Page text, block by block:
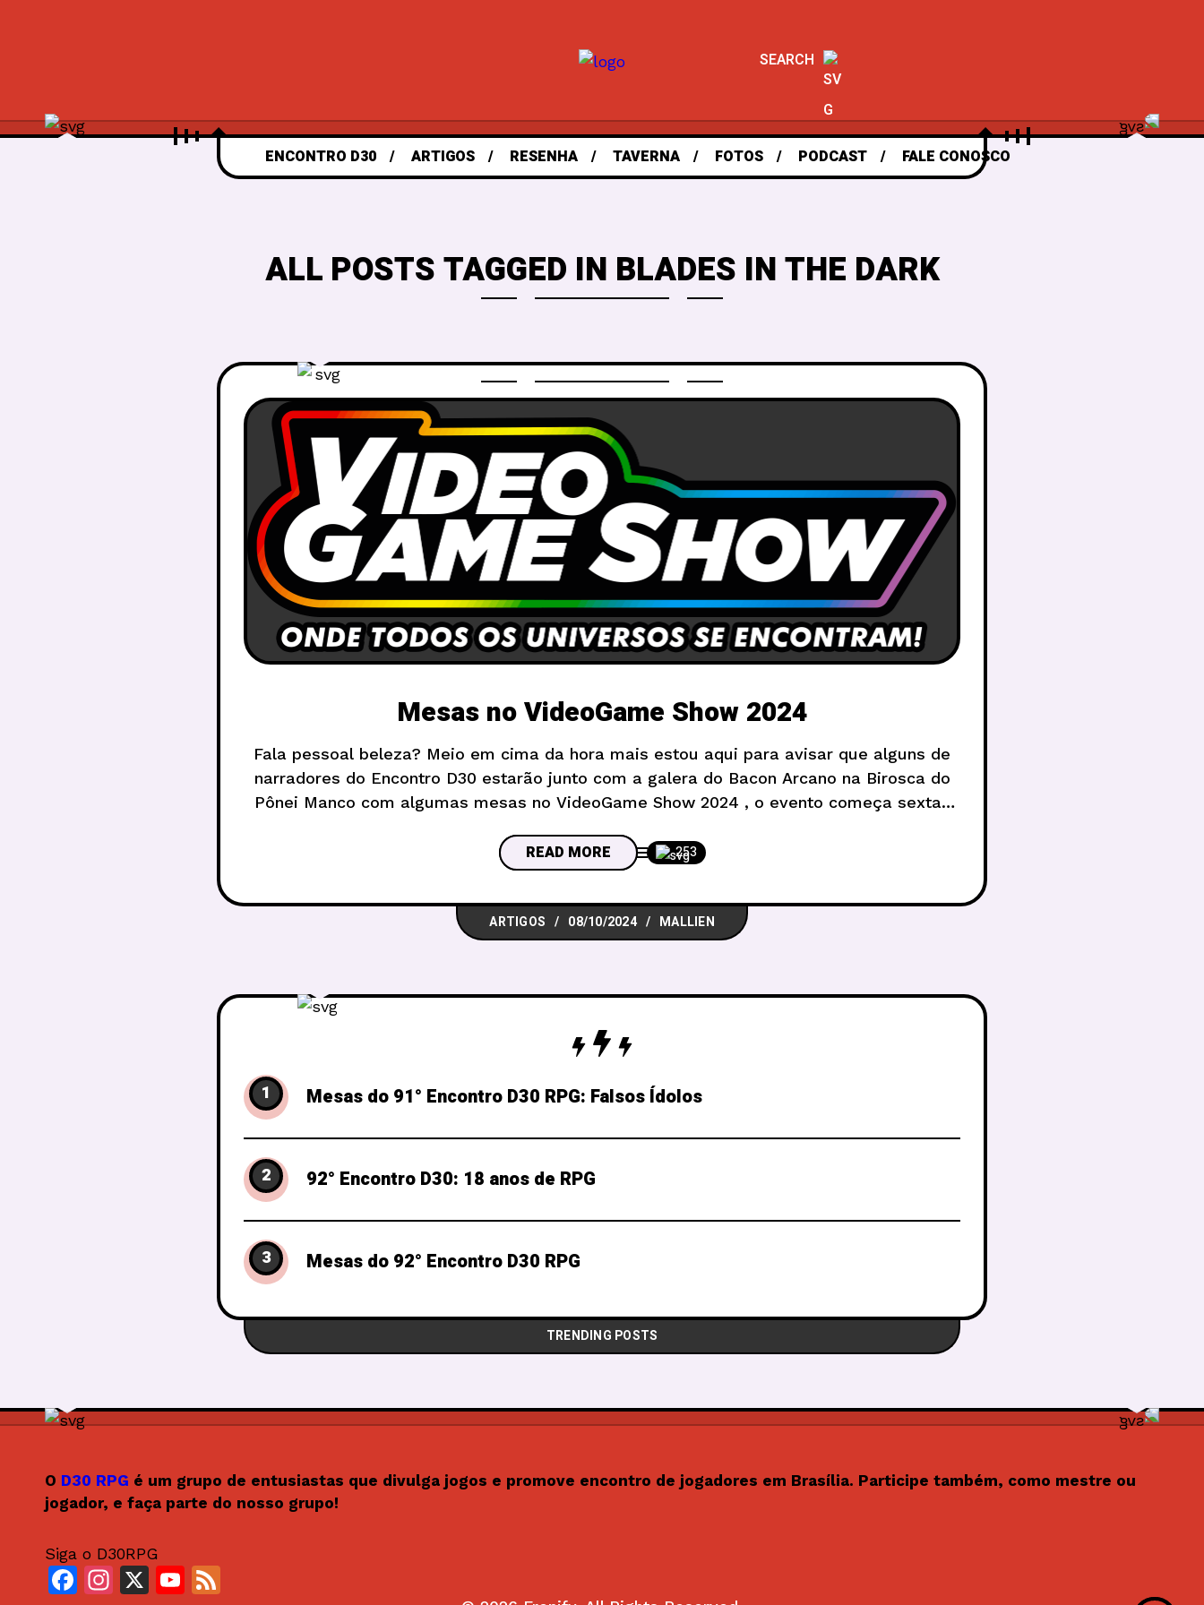
SEARCH
ENCONTRO D30 ARTIGOS RESENHA TAVERNA FOTOS PODCAST FALE CONOSCO
ALL POSTS TAGGED IN BLADES IN THE DARK
Mesas no VideoGame Show 2024
Fala pessoal beleza? Meio em cima da hora mais estou aqui para avisar que alguns de
narradores do Encontro D30 estarão junto com a galera do Bacon Arcano na Birosca do
Pônei Manco com algumas mesas no VideoGame Show 2024 , o evento começa sexta-
READ MORE 253
ARTIGOS 08/10/2024 MALLIEN
1 Mesas do 91° Encontro D30 RPG: Falsos Ídolos
2 92° Encontro D30: 18 anos de RPG
3 Mesas do 92° Encontro D30 RPG
TRENDING POSTS
O D30 RPG é um grupo de entusiastas que divulga jogos e promove encontro de jogadores em Brasília. Participe também, como mestre ou
jogador, e faça parte do nosso grupo!
Siga o D30RPG
F
In
X
Y